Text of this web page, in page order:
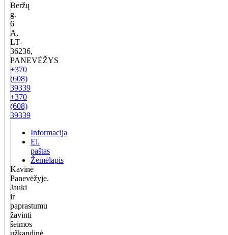
Beržų
g.
6
A,
LT-
36236,
PANEVĖŽYS
+370
(608)
39339
+370
(608)
39339
Informacija
El.
paštas
Žemėlapis
Kavinė
Panevėžyje.
Jauki
ir
paprastumu
žavinti
šeimos
užkandinė